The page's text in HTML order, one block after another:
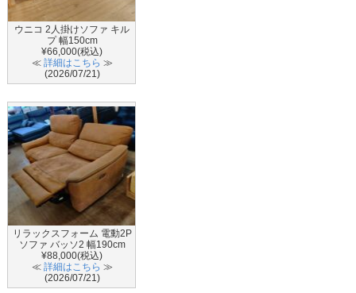
ウニコ 2人掛けソファ キル
プ 幅150cm
¥66,000(税込)
≪ 詳細はこちら ≫
(2026/07/21)
リラックスフォーム 電動2P
ソファ バッソ2 幅190cm
¥88,000(税込)
≪ 詳細はこちら ≫
(2026/07/21)